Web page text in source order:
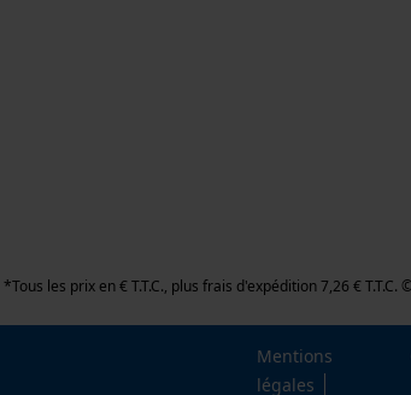
*Tous les prix en € T.T.C., plus frais d'expédition 7,26 €
Mentions
légales